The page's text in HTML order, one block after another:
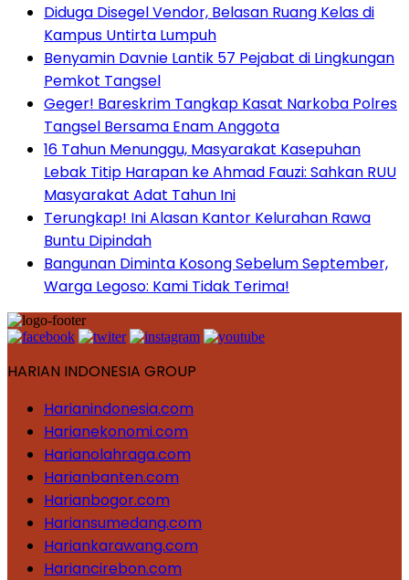
Diduga Disegel Vendor, Belasan Ruang Kelas di
Kampus Untirta Lumpuh
Benyamin Davnie Lantik 57 Pejabat di Lingkungan
Pemkot Tangsel
Geger! Bareskrim Tangkap Kasat Narkoba Polres
Tangsel Bersama Enam Anggota
16 Tahun Menunggu, Masyarakat Kasepuhan
Lebak Titip Harapan ke Ahmad Fauzi: Sahkan RUU
Masyarakat Adat Tahun Ini
Terungkap! Ini Alasan Kantor Kelurahan Rawa
Buntu Dipindah
Bangunan Diminta Kosong Sebelum September,
Warga Legoso: Kami Tidak Terima!
HARIAN INDONESIA GROUP
Harianindonesia.com
Harianekonomi.com
Harianolahraga.com
Harianbanten.com
Harianbogor.com
Hariansumedang.com
Hariankarawang.com
Hariancirebon.com